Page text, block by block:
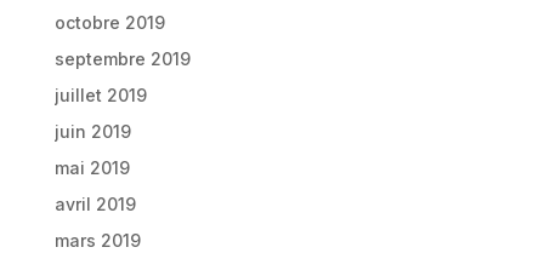
octobre 2019
septembre 2019
juillet 2019
juin 2019
mai 2019
avril 2019
mars 2019